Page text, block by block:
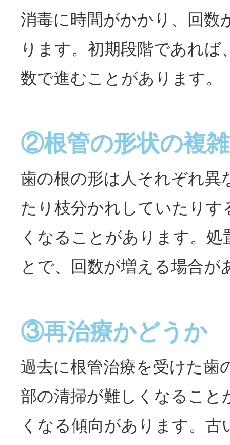
消毒に時間がかかり、回数
ります。初期段階であれば
数で進むことがあります。
②根管の形状の複
歯の根の形は人それぞれ異
たり枝分かれしていたりす
くなることがあります。
とで、回数が増える場合が
③再治療かどうか
過去に根管治療を受けた歯
部の清掃が難しくなること
くなる傾向があります。古